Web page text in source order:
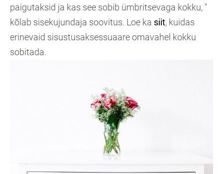
paigutaksid ja kas see sobib ümbritsevaga kokku, "
kõlab sisekujundaja soovitus. Loe ka siit, kuidas
erinevaid sisustusaksessuaare omavahel kokku
sobitada.